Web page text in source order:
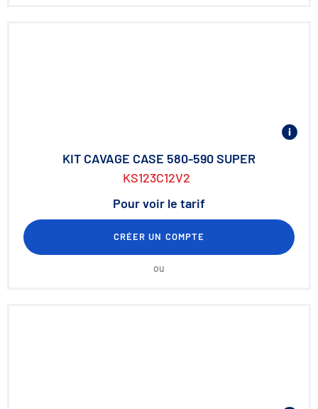
KIT CAVAGE CASE 580-590 SUPER
KS123C12V2
Pour voir le tarif
CRÉER UN COMPTE
ou